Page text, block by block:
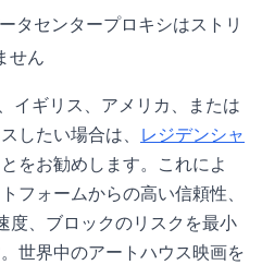
タセンタープロキシはストリ
せん
イギリス、アメリカ、または
したい場合は、 レジデンシャ
をお勧めします。これによ
フォームからの高い信頼性、
度、ブロックのリスクを最小
世界中のアートハウス映画を